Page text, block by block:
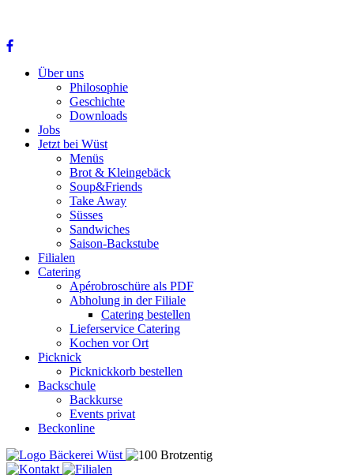
Über uns
Philosophie
Geschichte
Downloads
Jobs
Jetzt bei Wüst
Menüs
Brot & Kleingebäck
Soup&Friends
Take Away
Süsses
Sandwiches
Saison-Backstube
Filialen
Catering
Apérobroschüre als PDF
Abholung in der Filiale
Catering bestellen
Lieferservice Catering
Kochen vor Ort
Picknick
Picknickkorb bestellen
Backschule
Backkurse
Events privat
Beckonline